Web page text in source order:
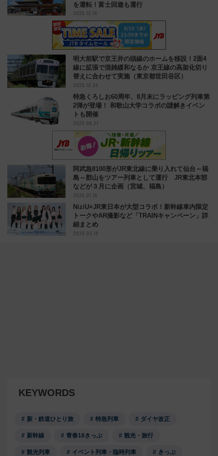
を運転！富士回遊も運行
2025.12.14
明大前駅で京王井の頭線のホームを移設！2面4
線に拡張で混雑緩和なるか 京王線の高架化切り
替えに合わせて実施（東京都世田谷区）
2025.10.24
特急くろしお60周年、8月末にラッピング列車第
2弾が登場！ 和歌山大学コラボの謎解きイベン
トも開催
2025.08.21
阿武急8100形がJR東北線に乗り入れて仙台～福
島～郡山をツアー列車として運行 JR東北本部
などが３月に企画（宮城、福島）
2026.01.18
NiziU×JR東日本が大型コラボ！新幹線車内限定
トークやAR撮影など「TRAINキャンペーン」詳
細まとめ
2026.03.19
KEYWORDS
新・鉄道ひとり旅 特急列車 ダイヤ改正
新幹線 青春18きっぷ 観光・旅行
観光列車 イベント列車・臨時列車 きっぷ